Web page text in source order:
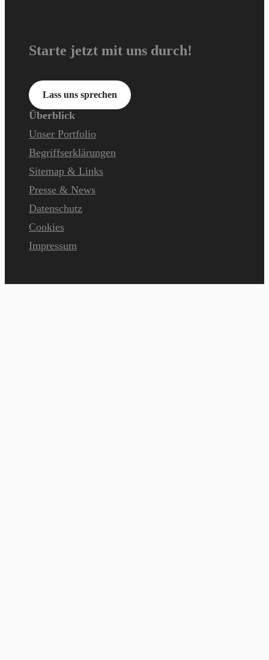
Starte jetzt mit uns durch!
Lass uns sprechen
Überblick
Unser Portfolio
Begriffserklärungen
Sitemap & Links
Presse & News
Datenschutz
Cookies
Impressum